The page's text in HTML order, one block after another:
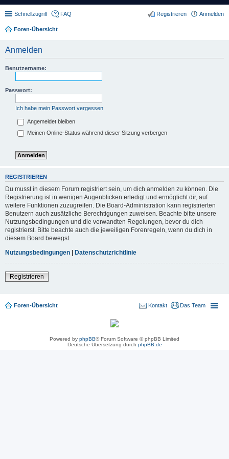
Schnellzugriff FAQ Anmelden
Registrieren
Foren-Übersicht
Anmelden
Benutzername:
Passwort:
Ich habe mein Passwort vergessen
Angemeldet bleiben
Meinen Online-Status während dieser Sitzung verbergen
REGISTRIEREN
Du musst in diesem Forum registriert sein, um dich anmelden zu können. Die
Registrierung ist in wenigen Augenblicken erledigt und ermöglicht dir, auf
weitere Funktionen zuzugreifen. Die Board-Administration kann registrierten
Benutzern auch zusätzliche Berechtigungen zuweisen. Beachte bitte unsere
Nutzungsbedingungen und die verwandten Regelungen, bevor du dich
registrierst. Bitte beachte auch die jeweiligen Forenregeln, wenn du dich in
diesem Board bewegst.
Nutzungsbedingungen | Datenschutzrichtlinie
Registrieren
Foren-Übersicht Das Team
Kontakt
Powered by phpBB® Forum Software © phpBB Limited
Deutsche Übersetzung durch phpBB.de